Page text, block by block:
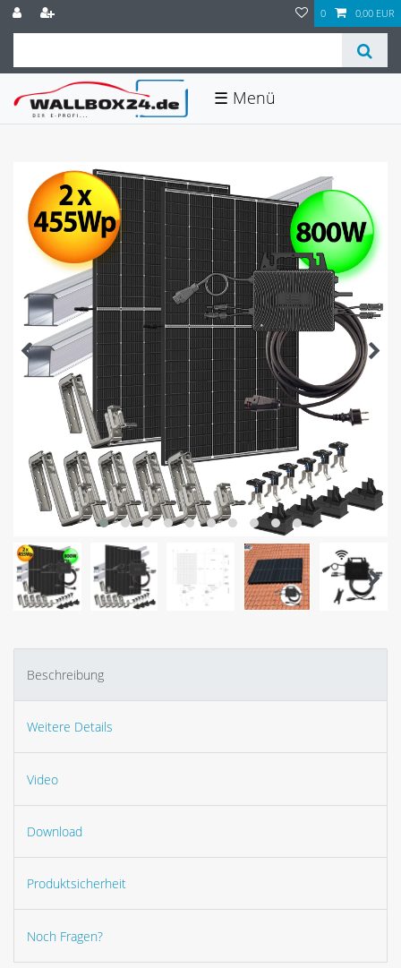
0 0,00 EUR
☰
Beschreibung
Weitere Details
Video
Download
Produktsicherheit
Noch Fragen?